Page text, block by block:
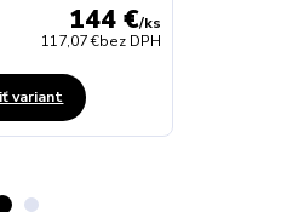
144 €/ks
117,07 €bez DPH
variant